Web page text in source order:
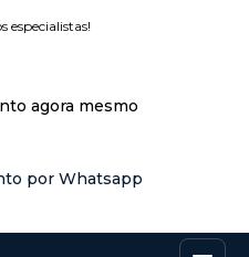
especialistas!
agora mesmo
por Whatsapp